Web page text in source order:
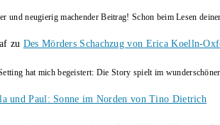
und neugierig machender Beitrag! Schon beim Lesen
zu Des Mörders Schachzug von Erica Koelln-
hat mich begeistert: Die Story spielt im
und Paul: Sonne im Norden von Tino Dietrich